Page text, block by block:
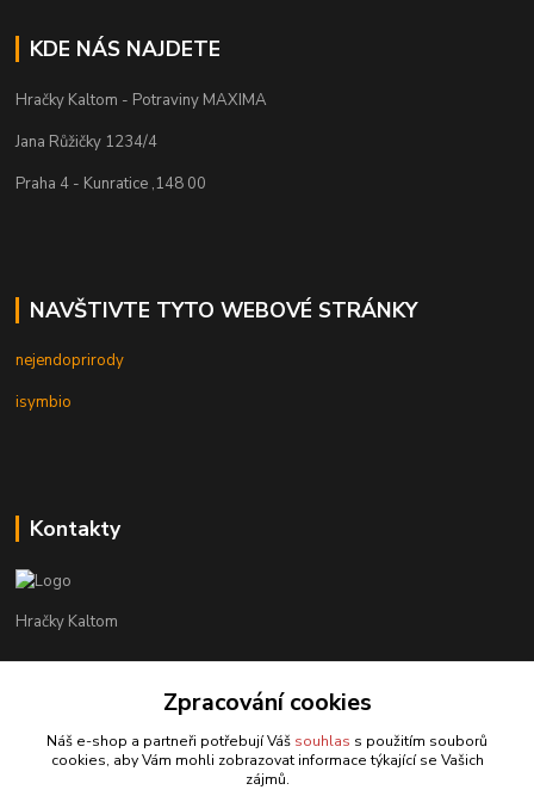
KDE NÁS NAJDETE
Hračky Kaltom - Potraviny MAXIMA
Jana Růžičky 1234/4
Praha 4 - Kunratice ,148 00
NAVŠTIVTE TYTO WEBOVÉ STRÁNKY
nejendoprirody
isymbio
Kontakty
Hračky Kaltom
+420 777 538 008
hrackykaltom@gmail.com
Zpracování cookies
Náš e-shop a partneři potřebují Váš souhlas s použitím souborů
cookies, aby Vám mohli zobrazovat informace týkající se Vašich
zájmů.